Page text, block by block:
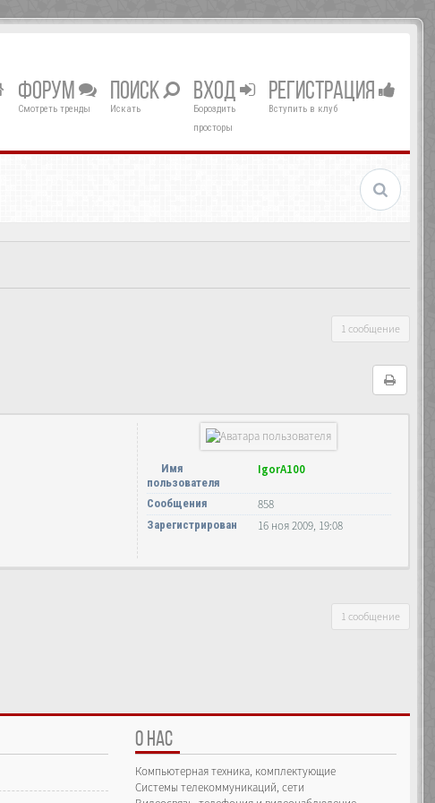
ФОРУМ
Смотреть тренды
ПОИСК
Искать
ВХОД
Бороздить
просторы
РЕГИСТРАЦИЯ
Вступить в клуб
1 сообщение
Имя
пользователя
IgorA100
Сообщения 858
Зарегистрирован 16 ноя 2009, 19:08
1 сообщение
О НАС
Компьютерная техника, комплектующие
Системы телекоммуникаций, сети